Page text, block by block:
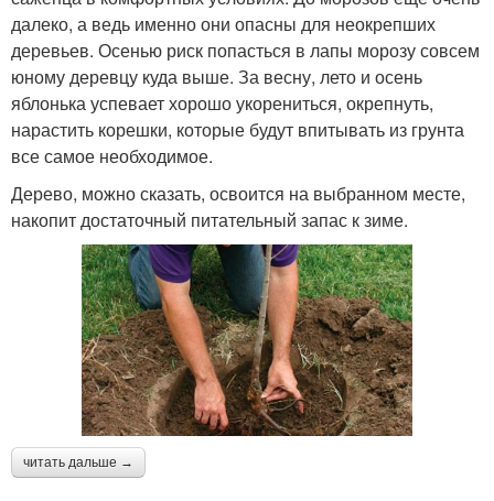
далеко, а ведь именно они опасны для неокрепших
деревьев. Осенью риск попасться в лапы морозу совсем
юному деревцу куда выше. За весну, лето и осень
яблонька успевает хорошо укорениться, окрепнуть,
нарастить корешки, которые будут впитывать из грунта
все самое необходимое.
Дерево, можно сказать, освоится на выбранном месте,
накопит достаточный питательный запас к зиме.
читать дальше →